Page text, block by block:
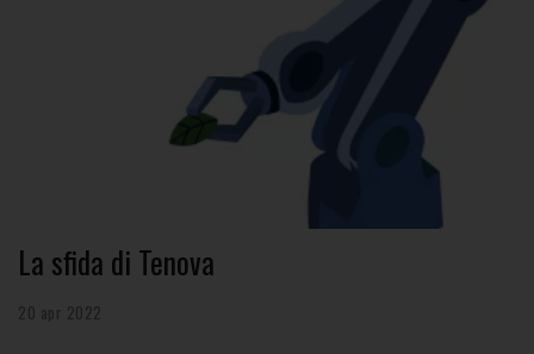
La sfida di Tenova
20 apr 2022